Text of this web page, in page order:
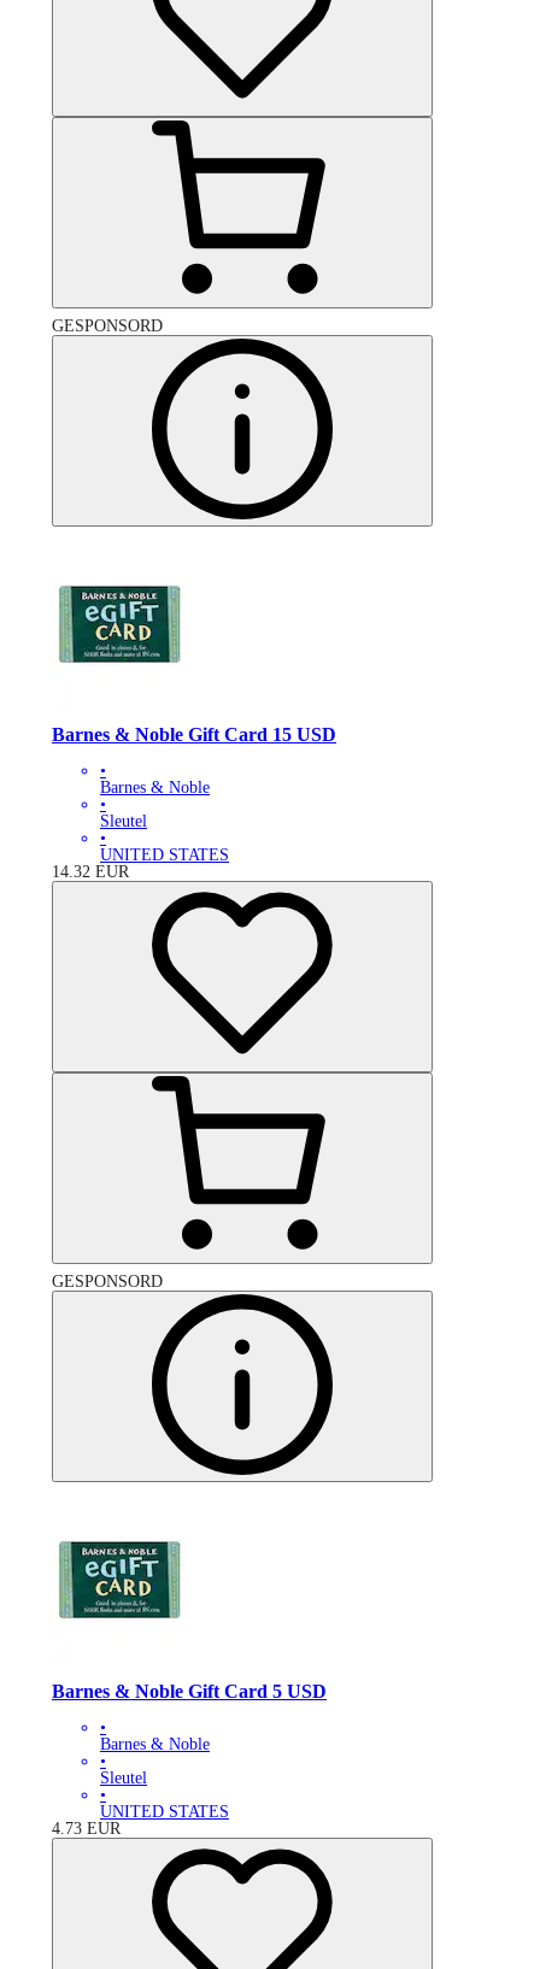
GESPONSORD
Barnes & Noble Gift Card 15 USD
•
Barnes & Noble
•
Sleutel
•
UNITED STATES
14.32 EUR
GESPONSORD
Barnes & Noble Gift Card 5 USD
•
Barnes & Noble
•
Sleutel
•
UNITED STATES
4.73 EUR